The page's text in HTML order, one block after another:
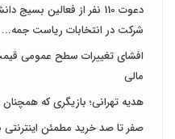
دعوت 110 نفر از فعالین
شرکت در انتخابات ریاست جمه...
افشای تغییرات سطح عمومی
مالی
هدیه تهرانی؛ بازیگری که
صفر تا صد خرید مطمئن